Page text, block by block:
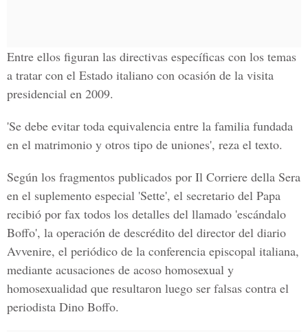
Entre ellos figuran las directivas específicas con los temas
a tratar con el Estado italiano con ocasión de la visita
presidencial en 2009.
'Se debe evitar toda equivalencia entre la familia fundada
en el matrimonio y otros tipo de uniones', reza el texto.
Según los fragmentos publicados por Il Corriere della Sera
en el suplemento especial 'Sette', el secretario del Papa
recibió por fax todos los detalles del llamado 'escándalo
Boffo', la operación de descrédito del director del diario
Avvenire, el periódico de la conferencia episcopal italiana,
mediante acusaciones de acoso homosexual y
homosexualidad que resultaron luego ser falsas contra el
periodista Dino Boffo.